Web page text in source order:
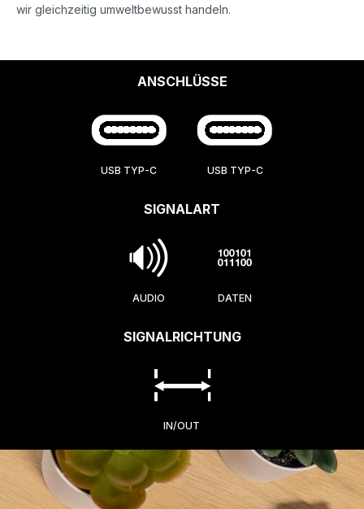
wir gleichzeitig umweltbewusst handeln.
ANSCHLÜSSE
USB TYP-C USB TYP-C
SIGNALART
AUDIO DATEN
SIGNALRICHTUNG
IN/OUT